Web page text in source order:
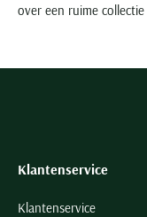
over een ruime collectie
Klantenservice
Klantenservice